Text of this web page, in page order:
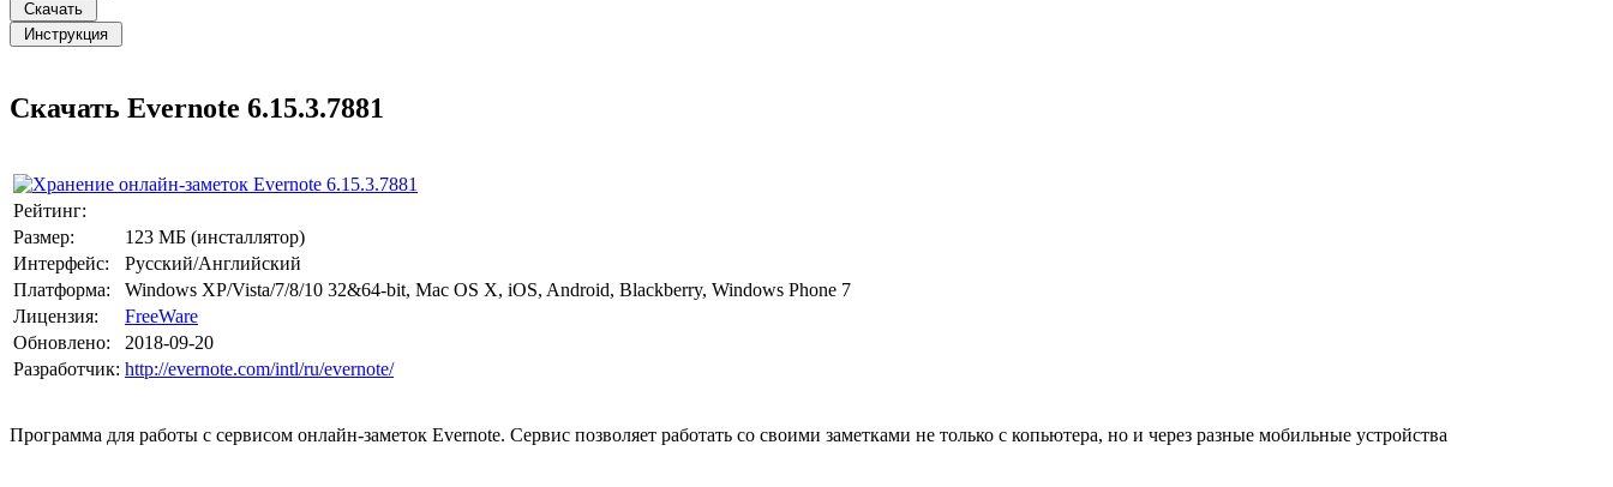
Скачать Evernote 6.15.3.7881
Рейтинг:
Размер:
123 МБ (инсталлятор)
Интерфейс:
Русский/Английский
Платформа:
Windows XP/Vista/7/8/10 32&64-bit, Mac OS X, iOS, Android, Blackberry, Windows Phone 7
Лицензия:
FreeWare
Обновлено:
2018-09-20
Разработчик: http://evernote.com/intl/ru/evernote/
Программа для работы с сервисом онлайн-заметок Evernote. Сервис позволяет работать со своими заметками не только с копьютера, но и через разные мобильные устройства